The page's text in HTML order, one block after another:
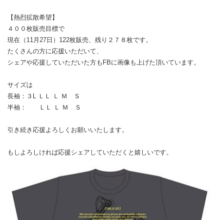
【熱烈拡散希望】
４００枚販売目標で
現在（11月27日）122枚販売、残り２７８枚です。
たくさんの方に応援いただいて、
シェアや応援していただいた方もFBに画像も上げた頂いています。
サイズは
長袖：３L ＬＬ Ｌ Ｍ Ｓ
半袖： ＬＬ Ｌ Ｍ Ｓ
引き続き応援よろしくお願いいたします。
もしよろしければ応援シェアしていただくと嬉しいです。